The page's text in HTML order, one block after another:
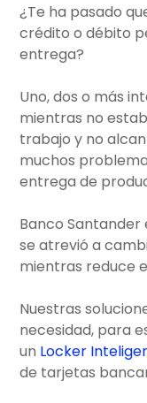
¿Te ha pasado
crédito o débito
entrega?
Uno, dos o más
mientras no
trabajo y no
muchos
entrega de
Banco Santander
se atrevió a
mientras reduce
Nuestras
necesidad, para
un Locker
de tarjetas